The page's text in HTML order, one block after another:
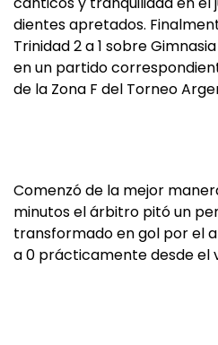
dientes apretados.
Trinidad 2 a 1 sobre
en un partido
de la Zona F del Torneo
Comenzó de la mejor
minutos el árbitro pitó un
transformado en gol por el
a 0 prácticamente desde el